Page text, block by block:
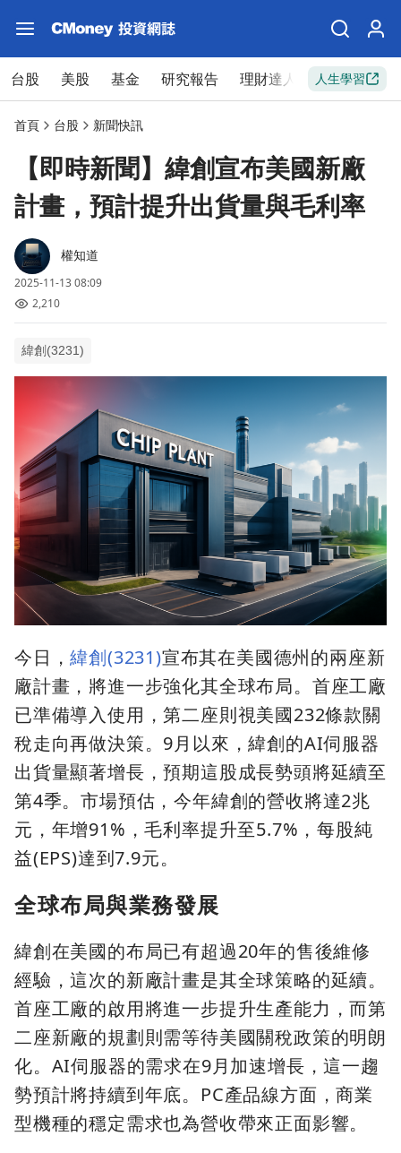
台股 美股 基金 研究報告 理財達人 新手入門
人生學習
首頁 台股 新聞快訊
【即時新聞】緯創宣布美國新廠
計畫，預計提升出貨量與毛利率
權知道
2025-11-13 08:09
2,210
緯創(3231)
今日，緯創(3231)宣布其在美國德州的兩座新
廠計畫，將進一步強化其全球布局。首座工廠
已準備導入使用，第二座則視美國232條款關
稅走向再做決策。9月以來，緯創的AI伺服器
出貨量顯著增長，預期這股成長勢頭將延續至
第4季。市場預估，今年緯創的營收將達2兆
元，年增91%，毛利率提升至5.7%，每股純
益(EPS)達到7.9元。
全球布局與業務發展
緯創在美國的布局已有超過20年的售後維修
經驗，這次的新廠計畫是其全球策略的延續。
首座工廠的啟用將進一步提升生產能力，而第
二座新廠的規劃則需等待美國關稅政策的明朗
化。AI伺服器的需求在9月加速增長，這一趨
勢預計將持續到年底。PC產品線方面，商業
型機種的穩定需求也為營收帶來正面影響。